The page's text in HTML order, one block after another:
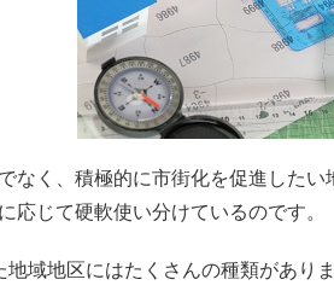
なく、積極的に市街化を促進した
応じて硬軟使い分けているのです。
域地区にはたくさんの種類があり